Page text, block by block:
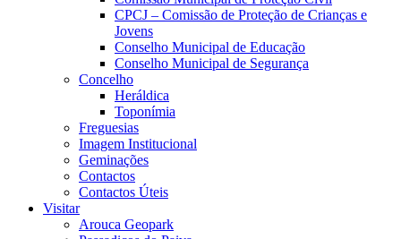
CPCJ – Comissão de Proteção de Crianças e
Jovens
Conselho Municipal de Educação
Conselho Municipal de Segurança
Concelho
Heráldica
Toponímia
Freguesias
Imagem Institucional
Geminações
Contactos
Contactos Úteis
Visitar
Arouca Geopark